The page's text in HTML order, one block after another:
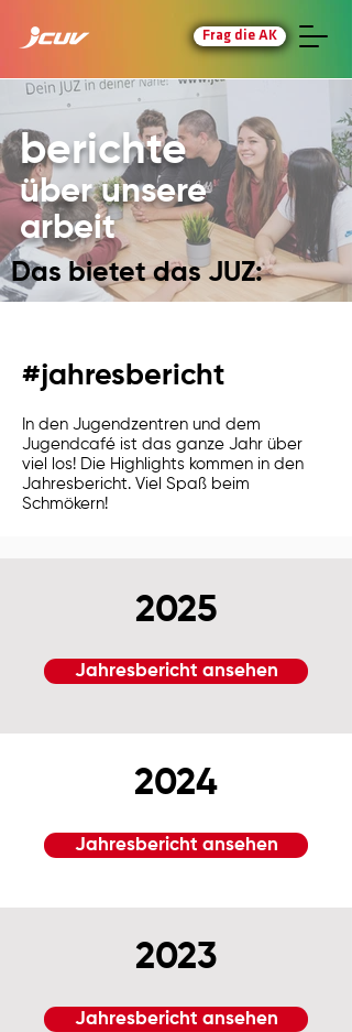
Frag die AK
berichte
über unsere
arbeit
Das bietet das JUZ:
#jahresbericht
In den Jugendzentren und dem
Jugendcafé ist das ganze Jahr über
viel los! Die Highlights kommen in den
Jahresbericht. Viel Spaß beim
Schmökern!
2025
Jahresbericht ansehen
2024
Jahresbericht ansehen
2023
Jahresbericht ansehen